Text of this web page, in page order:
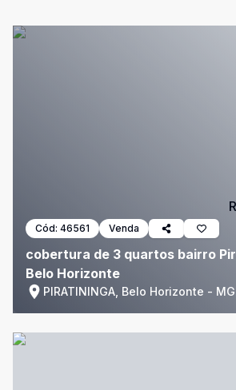
Cód: 46561 Venda
cobertura de 3 quartos bairro
Belo Horizonte
PIRATININGA, Belo Horizonte - MG